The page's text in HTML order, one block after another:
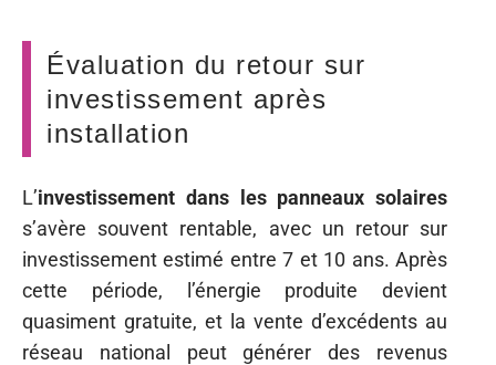
Évaluation du retour sur
investissement après
installation
L’investissement dans les panneaux solaires
s’avère souvent rentable, avec un retour sur
investissement estimé entre 7 et 10 ans. Après
cette période, l’énergie produite devient
quasiment gratuite, et la vente d’excédents au
réseau national peut générer des revenus